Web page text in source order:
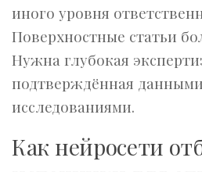
иного уровня
Поверхностные статьи
Нужна глубокая
подтверждённая
исследованиями.
Как нейросети